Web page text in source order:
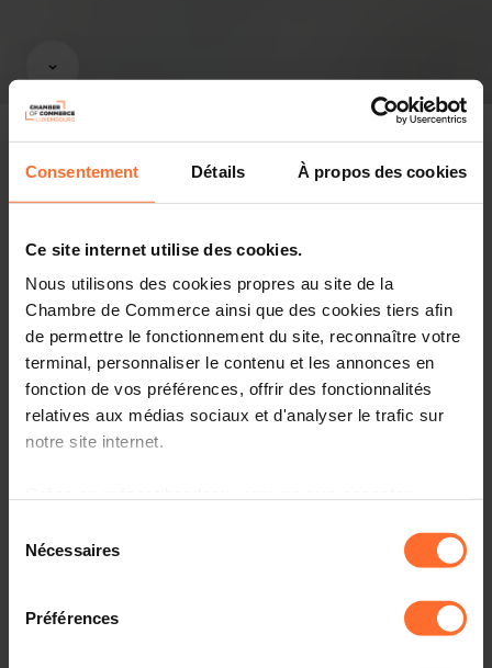
Consentement Détails À propos des cookies
Ce site internet utilise des cookies.
Nous utilisons des cookies propres au site de la
Chambre de Commerce ainsi que des cookies tiers afin
de permettre le fonctionnement du site, reconnaître votre
terminal, personnaliser le contenu et les annonces en
fonction de vos préférences, offrir des fonctionnalités
relatives aux médias sociaux et d'analyser le trafic sur
notre site internet.
à l’exception des cookies strictement nécessaires au
fonctionnement du site. Une description des différents
cookies est accessible sous l’onglet « Détails » ci-
dessus.
Nécessaires
Préférences
2 project texts
Share this article
Projet de règlement grand-ducal modifiant le règlement
grand-ducal modifié du 31 janvier 2003 sur les
transports par route de marchandises dangereuses. PRG
grand-ducal sous rubrique ainsi que l'avis de la Chambre de